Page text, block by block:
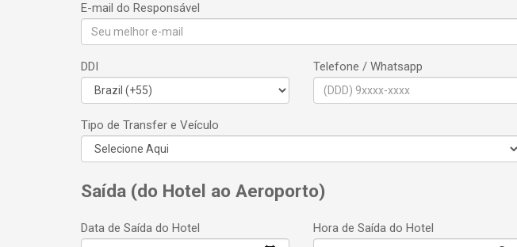
E-mail do Responsável
DDI Telefone / Whatsapp
Tipo de Transfer e Veículo
Saída (do Hotel ao Aeroporto)
Data de Saída do Hotel Hora de Saída do Hotel